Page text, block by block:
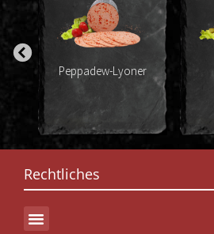
Peppadew-Lyoner
Rechtliches